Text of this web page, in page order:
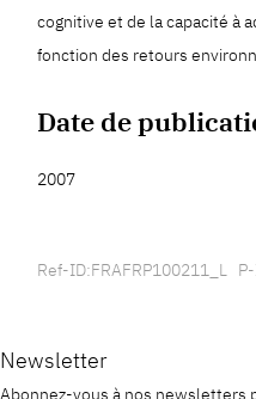
cognitive et de la capacité à
fonction des retours
Date de
2007
Ref-ID:FRAFRP100211_L
Newsletter
Abonnez-vous à nos newsletters